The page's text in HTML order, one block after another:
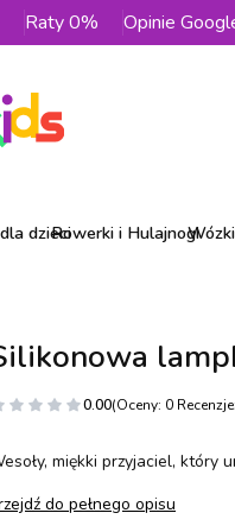
Raty 0% Opinie
dzieciRowerki i Hulajnogi
0.00(Oceny: 0
miękki przyjaciel, który
do pełnego opisu